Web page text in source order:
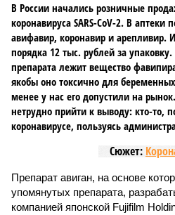
В России начались розничные
коронавируса SARS-CoV-2. В аптеки
авифавир, коронавир и арепливир.
порядка 12 тыс. рублей за
препарата лежит вещество
якобы оно токсично для
менее у нас его допустили на
нетрудно прийти к выводу: кто-то,
коронавирусе, пользуясь
Сюжет:
Препарат авиган, на основе
упомянутых препарата,
компанией японской Fujifilm